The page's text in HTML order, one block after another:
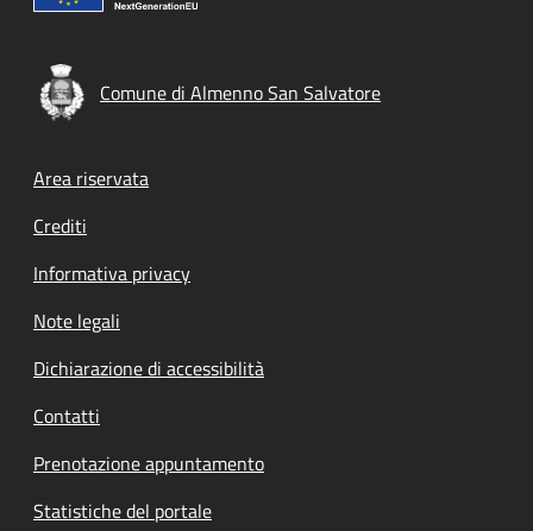
Comune di Almenno San Salvatore
Footer menu
Area riservata
Crediti
Informativa privacy
Note legali
Dichiarazione di accessibilità
Contatti
Prenotazione appuntamento
Statistiche del portale